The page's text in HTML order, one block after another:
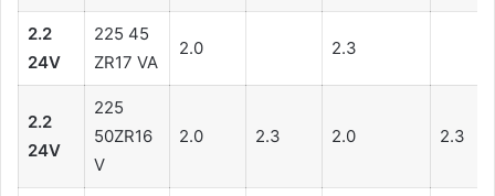
2.2
24V
225 45
ZR17 VA
2.0 2.3
2.2
24V
225
50ZR16
V
2.0 2.3 2.0 2.3